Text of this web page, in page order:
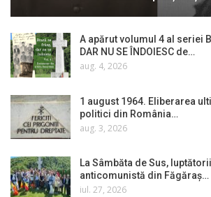
A apărut volumul 4 al seriei
DAR NU SE ÎNDOIESC de…
aug. 4, 2026
1 august 1964. Eliberarea
politici din România…
aug. 3, 2026
La Sâmbăta de Sus,
anticomunistă din Făgăraș…
iul. 27, 2026